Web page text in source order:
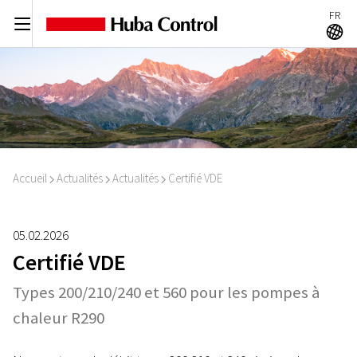
C FR
A
Accueil I Actualités I Actualités I Certifié VDE
05.02.2026
Certifié VDE
Types 200/210/240 et 560 pour les pompes à
chaleur R290